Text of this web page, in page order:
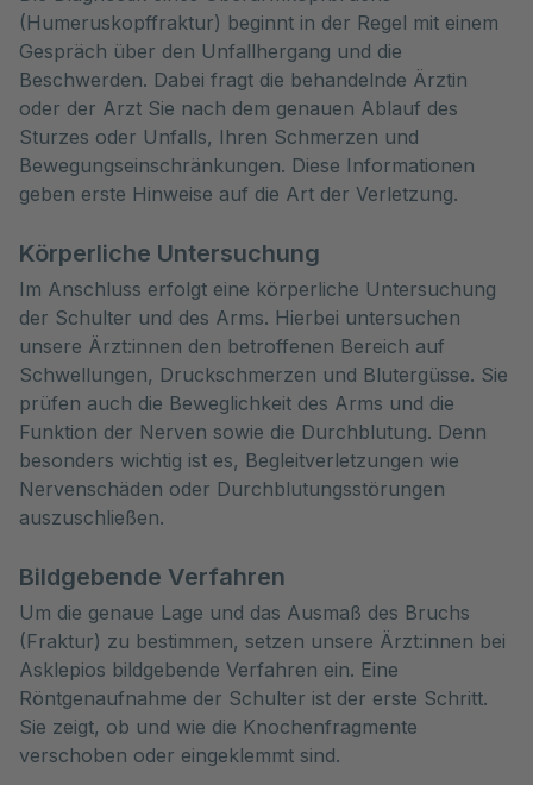
(Humeruskopffraktur) beginnt in der Regel mit einem
Gespräch über den Unfallhergang und die
Beschwerden. Dabei fragt die behandelnde Ärztin
oder der Arzt Sie nach dem genauen Ablauf des
Sturzes oder Unfalls, Ihren Schmerzen und
Bewegungseinschränkungen. Diese Informationen
geben erste Hinweise auf die Art der Verletzung.
Körperliche Untersuchung
Im Anschluss erfolgt eine körperliche Untersuchung
der Schulter und des Arms. Hierbei untersuchen
unsere Ärzt:innen den betroffenen Bereich auf
Schwellungen, Druckschmerzen und Blutergüsse. Sie
prüfen auch die Beweglichkeit des Arms und die
Funktion der Nerven sowie die Durchblutung. Denn
besonders wichtig ist es, Begleitverletzungen wie
Nervenschäden oder Durchblutungsstörungen
auszuschließen.
Bildgebende Verfahren
Um die genaue Lage und das Ausmaß des Bruchs
(Fraktur) zu bestimmen, setzen unsere Ärzt:innen bei
Asklepios bildgebende Verfahren ein. Eine
Röntgenaufnahme der Schulter ist der erste Schritt.
Sie zeigt, ob und wie die Knochenfragmente
verschoben oder eingeklemmt sind.